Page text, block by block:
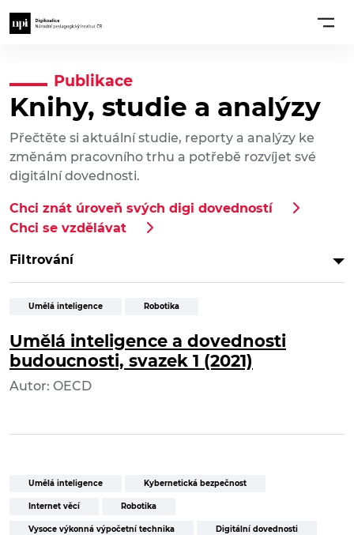
Publikace
Knihy, studie a analýzy
Přečtěte si aktuální studie, reporty a analýzy ke
změnám pracovního trhu a potřebě rozvíjet své
digitální dovednosti.
Chci znát úroveň svých digi dovedností
Chci se vzdělávat
Filtrování
Umělá inteligence Robotika
Umělá inteligence a dovednosti
budoucnosti, svazek 1 (2021)
Autor: OECD
Umělá inteligence Kybernetická bezpečnost
Internet věcí Robotika
Vysoce výkonná výpočetní technika Digitální dovednosti